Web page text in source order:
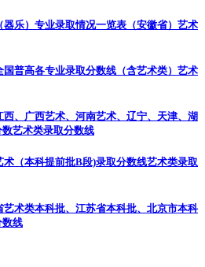
乐）专业录取情况一览表（安徽省） 艺术
普高各专业录取分数线（含艺术类） 艺术
、广西艺术、河南艺术、辽宁、天津、湖
数艺术类录取分数线
（本科提前批B段)录取分数线艺术类录取
术类本科批、江苏省本科批、北京市本科
数线